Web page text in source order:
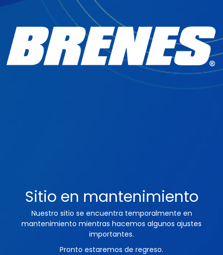
Sitio en mantenimiento
Nuestro sitio se encuentra temporalmente en
mantenimiento mientras hacemos algunos ajustes
importantes.
Pronto estaremos de regreso.